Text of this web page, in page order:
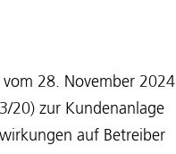
28. November 2024
20) zur Kundenanlage
auf Betreiber